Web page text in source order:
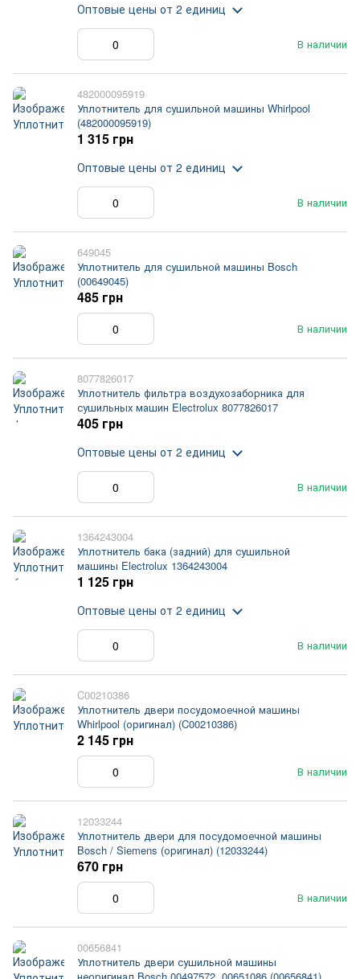
В наличии
Оптовые цены от 2 единиц
482000095919
Уплотнитель для сушильной машины Whirlpool
(482000095919)
В наличии
1 315 грн
Оптовые цены от 2 единиц
649045
Уплотнитель для сушильной машины Bosch
(00649045)
В наличии
485 грн
8077826017
Уплотнитель фильтра воздухозаборника для
сушильных машин Electrolux 8077826017
В наличии
405 грн
Оптовые цены от 2 единиц
1364243004
Уплотнитель бака (задний) для сушильной
машины Electrolux 1364243004
В наличии
1 125 грн
Оптовые цены от 2 единиц
C00210386
Уплотнитель двери посудомоечной машины
Whirlpool (оригинал) (C00210386)
В наличии
2 145 грн
12033244
Уплотнитель двери для посудомоечной машины
Bosch / Siemens (оригинал) (12033244)
В наличии
670 грн
00656841
Уплотнитель двери сушильной машины